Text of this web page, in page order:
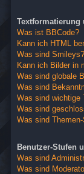
Textformatierung
Was ist BBCode?
Kann ich HTML
Was sind Smileys?
Kann ich Bilder in
Was sind globale
Was sind
Was sind wichtige
Was sind
Was sind
Benutzer-Stufen
Was sind
Was sind